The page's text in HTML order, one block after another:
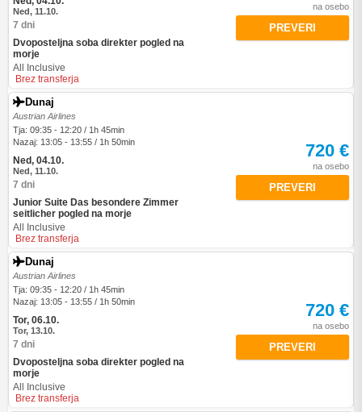
Ned, 11.10.
7 dni
Dvoposteljna soba direkter pogled na
morje
All Inclusive
Brez transferja
na osebo
PREVERI
Dunaj
Austrian Airlines
Tja: 09:35 - 12:20 / 1h 45min
Nazaj: 13:05 - 13:55 / 1h 50min
Ned, 04.10.
Ned, 11.10.
7 dni
Junior Suite Das besondere Zimmer
seitlicher pogled na morje
All Inclusive
Brez transferja
720 €
na osebo
PREVERI
Dunaj
Austrian Airlines
Tja: 09:35 - 12:20 / 1h 45min
Nazaj: 13:05 - 13:55 / 1h 50min
Tor, 06.10.
Tor, 13.10.
7 dni
Dvoposteljna soba direkter pogled na
morje
All Inclusive
Brez transferja
720 €
na osebo
PREVERI